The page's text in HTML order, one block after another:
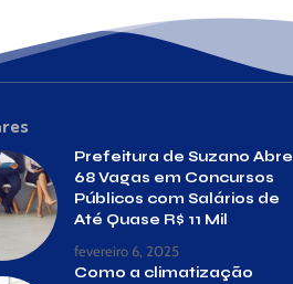
Prefeitura de Suzano Abre
68 Vagas em Concursos
Públicos com Salários de
Até Quase R$ 11 Mil
fevereiro 6, 2025
Como a climatização